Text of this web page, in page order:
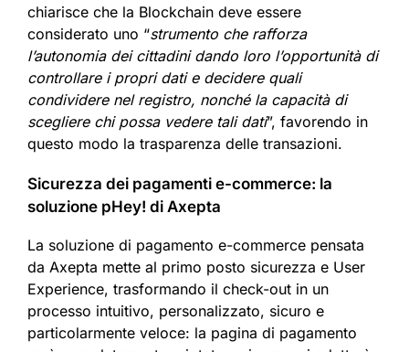
chiarisce che la Blockchain deve essere
considerato uno “strumento che rafforza
l’autonomia dei cittadini dando loro l’opportunità di
controllare i propri dati e decidere quali
condividere nel registro, nonché la capacità di
scegliere chi possa vedere tali dati”, favorendo in
questo modo la trasparenza delle transazioni.
Sicurezza dei pagamenti e-commerce: la
soluzione pHey! di Axepta
La soluzione di pagamento e-commerce pensata
da Axepta mette al primo posto sicurezza e User
Experience, trasformando il check-out in un
processo intuitivo, personalizzato, sicuro e
particolarmente veloce: la pagina di pagamento